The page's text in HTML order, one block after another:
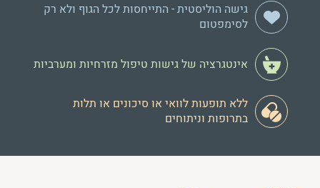
גישה הוליסטית - התייחסות לכל הגוף ולא רק
לסימפטום
אינטגרציה של גישות טיפול מזרחיות ומערביות
ללא תופעות לוואי או סיכונים או תלות
בתרופות וניתוחים